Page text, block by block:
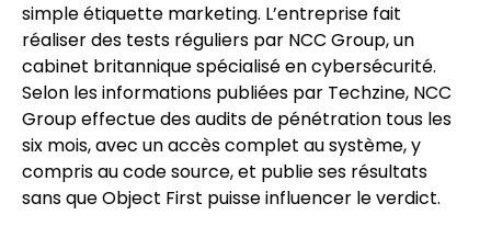
simple étiquette marketing. L’entreprise fait
réaliser des tests réguliers par NCC Group, un
cabinet britannique spécialisé en cybersécurité.
Selon les informations publiées par Techzine, NCC
Group effectue des audits de pénétration tous les
six mois, avec un accès complet au système, y
compris au code source, et publie ses résultats
sans que Object First puisse influencer le verdict.